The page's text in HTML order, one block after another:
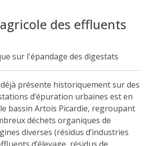
des effluents
sur l'épandage des digestats
présente historiquement sur des
d’épuration urbaines est en
bassin Artois Picardie, regroupant
déchets organiques de
diverses (résidus d’industries
d’élevage, résidus de